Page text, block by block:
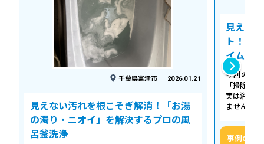
千葉県富津市 2026.01.21
見えない汚れを根こそぎ解消！「お湯
の濁り・ニオイ」を解決するプロの風
呂釜洗浄
見えな
ト！徹
イム
今回の作
「掃除し
実は浴槽
ません。
事例の詳